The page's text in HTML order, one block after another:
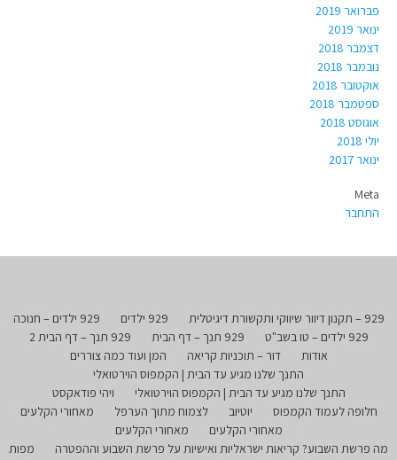
פברואר 2019
ינואר 2019
דצמבר 2018
נובמבר 2018
אוקטובר 2018
ספטמבר 2018
אוגוסט 2018
יולי 2018
ינואר 2017
Meta
התחבר
929 – תקנון דיוור שיווקי ותקשורת דיגיטלית 929 ילדים
929 ילדים – חנוכה
929 ילדים – טו בשב"ט
929 תנך – דף הבית
929 תנך – דף הבית 2
אודות
דור – תוכניות קריאה
המן ועוד כמה צוררים
התנך שלנו מגיע עד הבית | הקמפוס הוירטואלי
התנך שלנו מגיע עד הבית | הקמפוס הוירטואלי
ויהי פודאקסט
חלופה לעמוד הקמפוס
יוטיוב לצמוח מתוך הערפל
מאחורי הקלעים
מאחורי הקלעים
מאחורי הקלעים
מה פרשת השבוע? קריאות ישראליות ואישיות על פרשת השבוע וההפטרה
מפות